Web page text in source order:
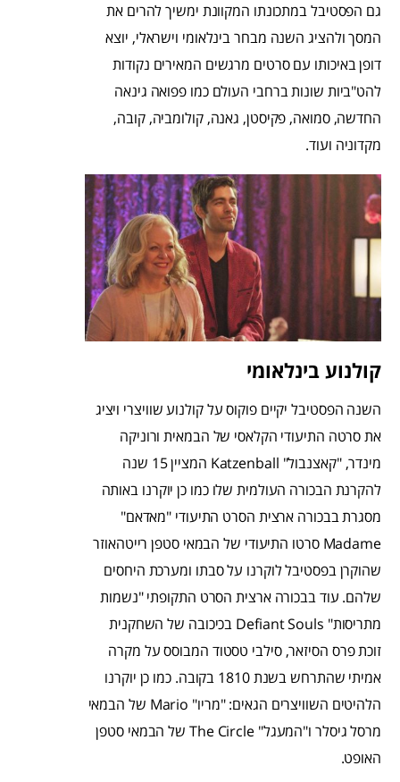
גם הפסטיבל במתכונתו המקוונת ימשיך להרים את
המסך ולהציג השנה מבחר בינלאומי וישראלי, יוצא
דופן באיכותו עם סרטים מרגשים המאירים נקודות
להט"ביות שונות ברחבי העולם כמו פפואה גינאה
החדשה, סמואה, פקיסטן, גאנה, קולומביה, קובה,
מקדוניה ועוד.
קולנוע בינלאומי
השנה הפסטיבל יקיים פוקוס על קולנוע שוויצרי ויציג
את סרטה התיעודי הקלאסי של הבמאית ורוניקה
מינדר, "קאצנבול" Katzenball המציין 15 שנה
להקרנת הבכורה העולמית שלו כמו כן יוקרנו באותה
מסגרת בבכורה ארצית הסרט התיעודי "מאדאם"
Madame סרטו התיעודי של הבמאי סטפן רייטהאוזר
שהוקרן בפסטיבל לוקרנו על סבתו ומערכת היחסים
שלהם. עוד בבכורה ארצית הסרט התקופתי "נשמות
מתריסות" Defiant Souls בכיכובה של השחקנית
זוכת פרס הסיזאר, סילבי טסטוד המבוסס על מקרה
אמיתי שהתרחש בשנת 1810 בקובה. כמו כן יוקרנו
הלהיטים השוויצרים הגאים: "מריו" Mario של הבמאי
מרסל גיסלר ו"המעגל" The Circle של הבמאי סטפן
האופט.